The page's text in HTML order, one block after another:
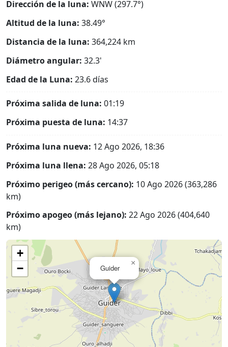
Dirección de la luna: WNW (297.7°)
Altitud de la luna: 38.49°
Distancia de la luna: 364,224 km
Diámetro angular: 32.3'
Edad de la Luna: 23.6 días
Próxima salida de luna: 01:19
Próxima puesta de luna: 14:37
Próxima luna nueva: 12 Ago 2026, 18:36
Próxima luna llena: 28 Ago 2026, 05:18
Próximo perigeo (más cercano): 10 Ago 2026 (363,286
km)
Próximo apogeo (más lejano): 22 Ago 2026 (404,640
km)
Guider
×
+
−